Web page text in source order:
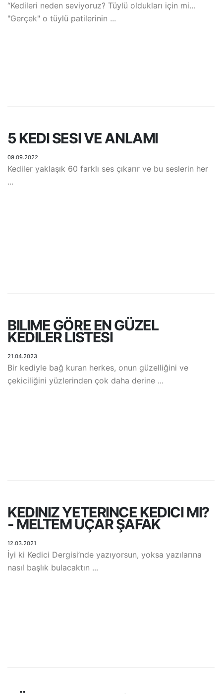
“Kedileri neden seviyoruz? Tüylü oldukları için mi…
"Gerçek" o tüylü patilerinin ...
5 KEDI SESI VE ANLAMI
09.09.2022
Kediler yaklaşık 60 farklı ses çıkarır ve bu seslerin her
...
BILIME GÖRE EN GÜZEL
KEDILER LISTESI
21.04.2023
Bir kediyle bağ kuran herkes, onun güzelliğini ve
çekiciliğini yüzlerinden çok daha derine ...
KEDINIZ YETERINCE KEDICI MI?
- MELTEM UÇAR ŞAFAK
12.03.2021
İyi ki Kedici Dergisi’nde yazıyorsun, yoksa yazılarına
nasıl başlık bulacaktın ...